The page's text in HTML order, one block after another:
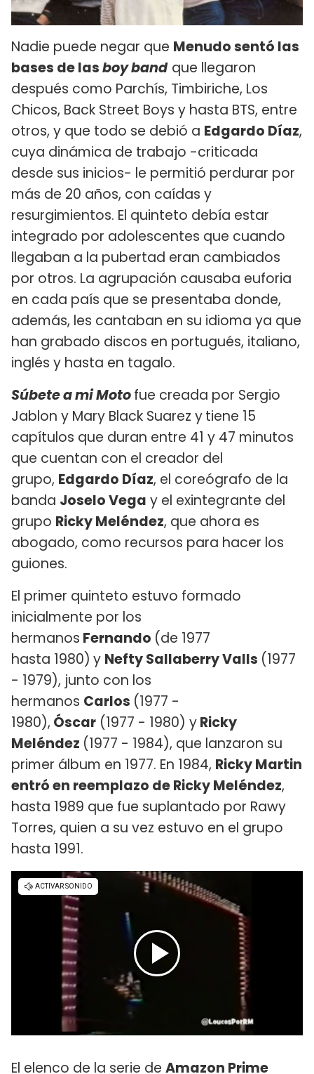
Nadie puede negar que Menudo sentó las
bases de lasboy band que llegaron
después como Parchís, Timbiriche, Los
Chicos, Back Street Boys y hasta BTS, entre
otros, y que todo se debió a Edgardo Díaz,
cuya dinámica de trabajo -criticada
desde sus inicios- le permitió perdurar por
más de 20 años, con caídas y
resurgimientos. El quinteto debía estar
integrado por adolescentes que cuando
llegaban a la pubertad eran cambiados
por otros. La agrupación causaba euforia
en cada país que se presentaba donde,
además, les cantaban en su idioma ya que
han grabado discos en portugués, italiano,
inglés y hasta en tagalo.
Súbete a mi Motofue creada por Sergio
Jablon y Mary Black Suarez ytiene 15
capítulos que duran entre 41 y 47 minutos
que cuentan con el creador del
grupo, Edgardo Díaz, el coreógrafo de la
banda Joselo Vega y el exintegrante del
grupo Ricky Meléndez, que ahora es
abogado, como recursos para hacer los
guiones.
El primer quinteto estuvo formado
inicialmente por los
hermanos Fernando (de 1977
hasta 1980) y Nefty Sallaberry Valls (1977
- 1979), junto con los
hermanos Carlos (1977 -
1980), Óscar (1977 - 1980) yRicky
Meléndez (1977 - 1984), que lanzaron su
primer álbum en 1977. En 1984, Ricky Martin
entró en reemplazo de Ricky Meléndez,
hasta 1989 que fue suplantado por Rawy
Torres, quien a su vez estuvo en el grupo
hasta 1991.
El elenco de la serie de Amazon Prime